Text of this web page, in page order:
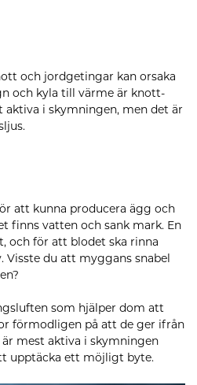
och jordgetingar kan orsaka
och kyla till värme är knott-
aktiva i skymningen, men det är
att kunna producera ägg och
finns vatten och sank mark. En
och för att blodet ska rinna
du att myggans snabel
som hjälper dom att
förmodligen på att de ger ifrån
mest aktiva i skymningen
upptäcka ett möjligt byte.